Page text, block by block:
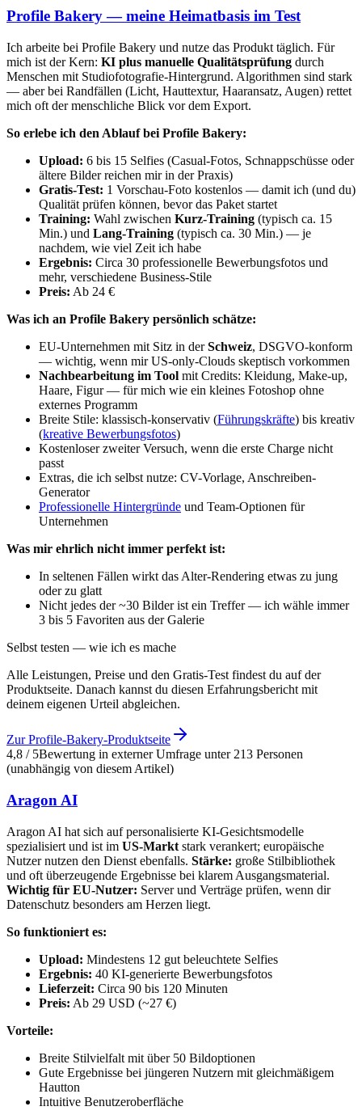
Profile Bakery — meine Heimatbasis im Test
Ich arbeite bei Profile Bakery und nutze das Produkt täglich. Für
mich ist der Kern: KI plus manuelle Qualitätsprüfung durch
Menschen mit Studiofotografie-Hintergrund. Algorithmen sind stark
— aber bei Randfällen (Licht, Hauttextur, Haaransatz, Augen) rettet
mich oft der menschliche Blick vor dem Export.
So erlebe ich den Ablauf bei Profile Bakery:
Upload: 6 bis 15 Selfies (Casual-Fotos, Schnappschüsse oder
ältere Bilder reichen mir in der Praxis)
Gratis-Test: 1 Vorschau-Foto kostenlos — damit ich (und du)
Qualität prüfen können, bevor das Paket startet
Training: Wahl zwischen Kurz-Training (typisch ca. 15
Min.) und Lang-Training (typisch ca. 30 Min.) — je
nachdem, wie viel Zeit ich habe
Ergebnis: Circa 30 professionelle Bewerbungsfotos und
mehr, verschiedene Business-Stile
Preis: Ab 24 €
Was ich an Profile Bakery persönlich schätze:
EU-Unternehmen mit Sitz in derSchweiz, DSGVO-konform
— wichtig, wenn mir US-only-Clouds skeptisch vorkommen
Nachbearbeitung im Tool mit Credits: Kleidung, Make-up,
Haare, Figur — für mich wie ein kleines Fotoshop ohne
externes Programm
Breite Stile: klassisch-konservativ (Führungskräfte) bis kreativ
(kreative Bewerbungsfotos)
Kostenloser zweiter Versuch, wenn die erste Charge nicht
passt
Extras, die ich selbst nutze: CV-Vorlage, Anschreiben-
Generator
Professionelle Hintergründe und Team-Optionen für
Unternehmen
Was mir ehrlich nicht immer perfekt ist:
In seltenen Fällen wirkt das Alter-Rendering etwas zu jung
oder zu glatt
Nicht jedes der ~30 Bilder ist ein Treffer — ich wähle immer
3 bis 5 Favoriten aus der Galerie
Selbst testen — wie ich es mache
Alle Leistungen, Preise und den Gratis-Test findest du auf der
Produktseite. Danach kannst du diesen Erfahrungsbericht mit
deinem eigenen Urteil abgleichen.
Zur Profile-Bakery-Produktseite
4,8 / 5Bewertung in externer Umfrage unter 213 Personen
(unabhängig von diesem Artikel)
Aragon AI
Aragon AI hat sich auf personalisierte KI-Gesichtsmodelle
spezialisiert und ist im US-Markt stark verankert; europäische
Nutzer nutzen den Dienst ebenfalls. Stärke: große Stilbibliothek
und oft überzeugende Ergebnisse bei klarem Ausgangsmaterial.
Wichtig für EU-Nutzer: Server und Verträge prüfen, wenn dir
Datenschutz besonders am Herzen liegt.
So funktioniert es:
Upload: Mindestens 12 gut beleuchtete Selfies
Ergebnis: 40 KI-generierte Bewerbungsfotos
Lieferzeit: Circa 90 bis 120 Minuten
Preis: Ab 29 USD (~27 €)
Vorteile:
Breite Stilvielfalt mit über 50 Bildoptionen
Gute Ergebnisse bei jüngeren Nutzern mit gleichmäßigem
Hautton
Intuitive Benutzeroberfläche